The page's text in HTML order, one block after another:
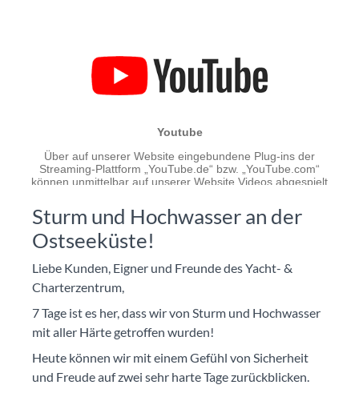
Sturm und Hochwasser an der
Ostseeküste!
Liebe Kunden, Eigner und Freunde des Yacht- &
Charterzentrum,
7 Tage ist es her, dass wir von Sturm und Hochwasser
mit aller Härte getroffen wurden!
Heute können wir mit einem Gefühl von Sicherheit
und Freude auf zwei sehr harte Tage zurückblicken.